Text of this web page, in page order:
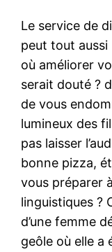
Le service de
peut tout aussi
où améliorer
serait douté ?
de vous
lumineux des
pas laisser
bonne pizza,
vous préparer
linguistiques ?
d’une femme
geôle où elle a